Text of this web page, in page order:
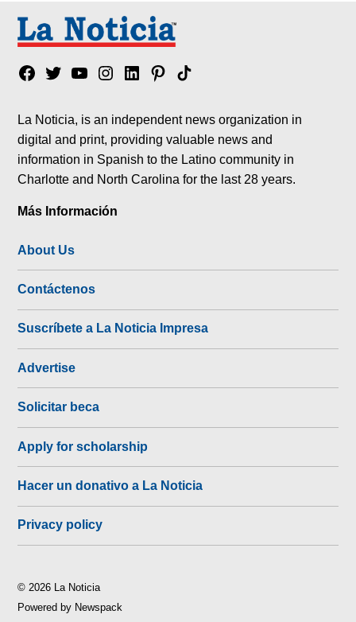
Facebook
TwitterYouTubeInstagram
LinkedinPinterest
Tik
La Noticia, is an independent news organization in
digital and print, providing valuable news and
information in Spanish to the Latino community in
Charlotte and North Carolina for the last 28 years.
Más Información
About Us
Contáctenos
Suscríbete a La Noticia Impresa
Advertise
Solicitar beca
Apply for scholarship
Hacer un donativo a La Noticia
Privacy policy
© 2026 La Noticia
Powered by Newspack